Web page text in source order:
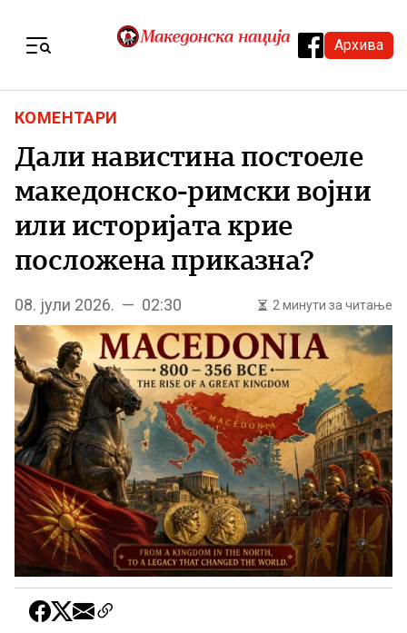
Архива
КОМЕНТАРИ
Дали навистина постоеле
македонско-римски војни
или историјата крие
посложена приказна?
08. јули 2026. — 02:30 2 минути за читање